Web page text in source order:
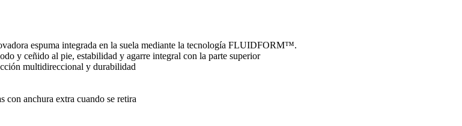
espuma integrada en la suela mediante la tecnología FLUIDFORM™.
y ceñido al pie, estabilidad y agarre integral con la parte superior
multidireccional y durabilidad
anchura extra cuando se retira